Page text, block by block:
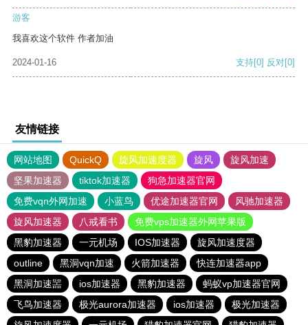
游客
我喜欢这个软件 作者加油
2024-01-16 支持[0] 反对[0]
友情链接
网站地图 QuickQ 旋风加速度器 旋风
旋风加速
坚果加速器
tiktok加速器
狗急加速器官网
免费vqn外网加速
小蓝鸟 优途加速器官网
风驰加速器
旋风加速器
八戒看书
免费vps加速器外网苹果版
黑豹加速器
一元机场 IOS加速器
旋风加速度器
outline
黑洞vqn加速 火箭加速器
快连加速器app
黑洞加速噐
ios加速器 黑豹加速器
蚂蚁vp加速器官网
飞鸟加速器
极光aurora加速器 ios加速器
极光加速器